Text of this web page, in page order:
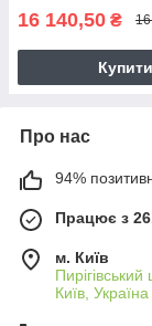
16 140,50 ₴
Купити
Про нас
94%
Працює з
м. Київ
Київ, Україна